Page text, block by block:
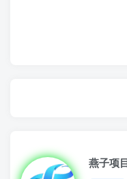
燕子项